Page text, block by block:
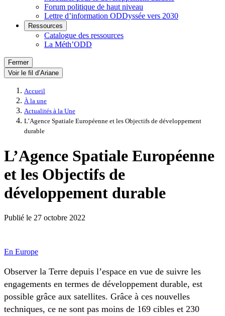
Forum politique de haut niveau
Lettre d’information ODDyssée vers 2030
Ressources
Catalogue des ressources
La Méth’ODD
Fermer
Voir le fil d’Ariane
Accueil
À la une
Actualités à la Une
L’Agence Spatiale Européenne et les Objectifs de développement
durable
L’Agence Spatiale Européenne
et les Objectifs de
développement durable
Publié le 27 octobre 2022
En Europe
Observer la Terre depuis l’espace en vue de suivre les
engagements en termes de développement durable, est
possible grâce aux satellites. Grâce à ces nouvelles
techniques, ce ne sont pas moins de 169 cibles et 230